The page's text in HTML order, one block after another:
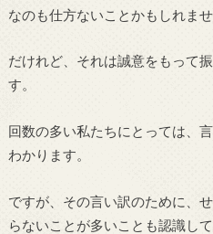
なのも仕方ないことかもしれませ
だけれど、それは誠意をもって
す。
回数の多い私たちにとっては、
わかります。
ですが、その言い訳のために、
らないことが多いことも認識し